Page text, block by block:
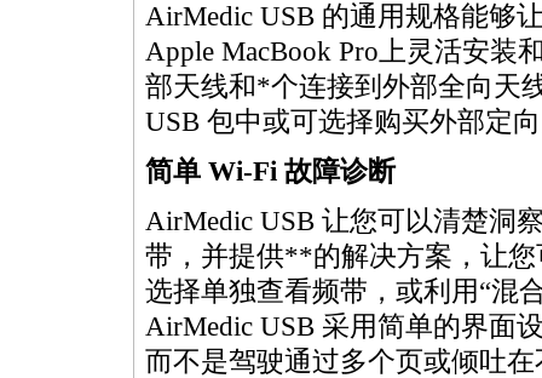
AirMedic USB 的通用规格能够
Apple MacBook Pro上灵活安装
部天线和*个连接到外部全向天
USB 包中或可选择购买外部定
简单 Wi-Fi 故障诊断
AirMedic USB 让您可以清楚洞
带，并提供**的解决方案，让
选择单独查看频带，或利用“混
AirMedic USB 采用简单的界面
而不是驾驶通过多个页或倾吐